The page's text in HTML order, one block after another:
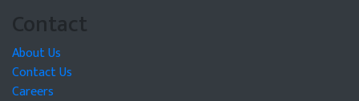
Contact
About Us
Contact Us
Careers